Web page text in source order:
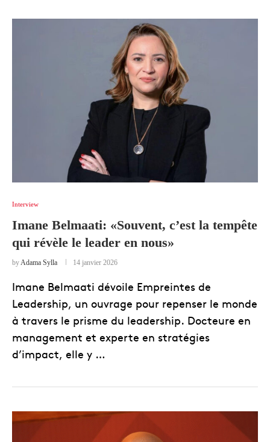
Interview
Imane Belmaati: «Souvent, c’est la tempête
qui révèle le leader en nous»
byAdama Sylla 14 janvier 2026
Imane Belmaati dévoile Empreintes de
Leadership, un ouvrage pour repenser le monde
à travers le prisme du leadership. Docteure en
management et experte en stratégies
d’impact, elle y …